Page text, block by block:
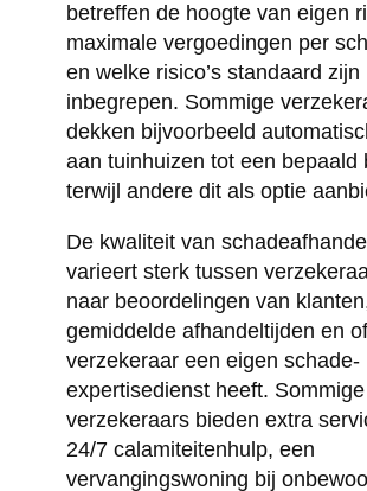
betreffen de hoogte van eigen
maximale vergoedingen per
en welke risico’s standaard zijn
inbegrepen. Sommige
dekken bijvoorbeeld
aan tuinhuizen tot een bepaald
terwijl andere dit als optie
De kwaliteit van
varieert sterk tussen
naar beoordelingen van
gemiddelde afhandeltijden en
verzekeraar een eigen schade-
expertisedienst heeft. Sommige
verzekeraars bieden extra
24/7 calamiteitenhulp, een
vervangingswoning bij